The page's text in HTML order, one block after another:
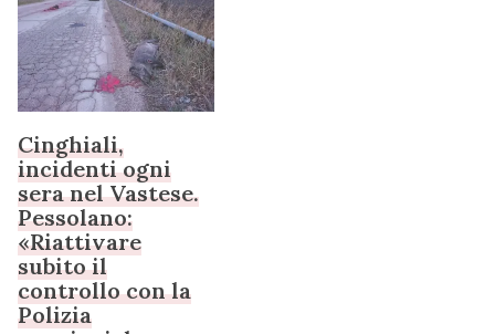
Cinghiali,
incidenti ogni
sera nel Vastese.
Pessolano:
«Riattivare
subito il
controllo con la
Polizia